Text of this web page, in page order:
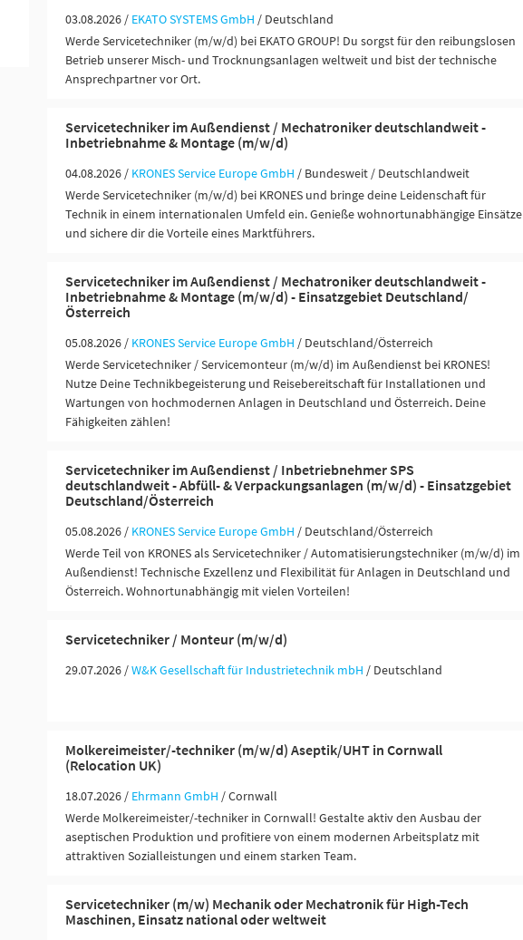
03.08.2026 / EKATO SYSTEMS GmbH / Deutschland
Werde Servicetechniker (m/w/d) bei EKATO GROUP! Du sorgst für den reibungslosen
Betrieb unserer Misch- und Trocknungsanlagen weltweit und bist der technische
Ansprechpartner vor Ort.
Servicetechniker im Außendienst / Mechatroniker deutschlandweit -
Inbetriebnahme & Montage (m/w/d)
04.08.2026 / KRONES Service Europe GmbH / Bundesweit / Deutschlandweit
Werde Servicetechniker (m/w/d) bei KRONES und bringe deine Leidenschaft für
Technik in einem internationalen Umfeld ein. Genieße wohnortunabhängige Einsätze
und sichere dir die Vorteile eines Marktführers.
Servicetechniker im Außendienst / Mechatroniker deutschlandweit -
Inbetriebnahme & Montage (m/w/d) - Einsatzgebiet Deutschland/
Österreich
05.08.2026 / KRONES Service Europe GmbH / Deutschland/Österreich
Werde Servicetechniker / Servicemonteur (m/w/d) im Außendienst bei KRONES!
Nutze Deine Technikbegeisterung und Reisebereitschaft für Installationen und
Wartungen von hochmodernen Anlagen in Deutschland und Österreich. Deine
Fähigkeiten zählen!
Servicetechniker im Außendienst / Inbetriebnehmer SPS
deutschlandweit - Abfüll- & Verpackungsanlagen (m/w/d) - Einsatzgebiet
Deutschland/Österreich
05.08.2026 / KRONES Service Europe GmbH / Deutschland/Österreich
Werde Teil von KRONES als Servicetechniker / Automatisierungstechniker (m/w/d) im
Außendienst! Technische Exzellenz und Flexibilität für Anlagen in Deutschland und
Österreich. Wohnortunabhängig mit vielen Vorteilen!
Servicetechniker / Monteur (m/w/d)
29.07.2026 /W&K Gesellschaft für Industrietechnik mbH / Deutschland
Molkereimeister/-techniker (m/w/d) Aseptik/UHT in Cornwall
(Relocation UK)
18.07.2026 / Ehrmann GmbH / Cornwall
Werde Molkereimeister/-techniker in Cornwall! Gestalte aktiv den Ausbau der
aseptischen Produktion und profitiere von einem modernen Arbeitsplatz mit
attraktiven Sozialleistungen und einem starken Team.
Servicetechniker (m/w) Mechanik oder Mechatronik für High-Tech
Maschinen, Einsatz national oder weltweit